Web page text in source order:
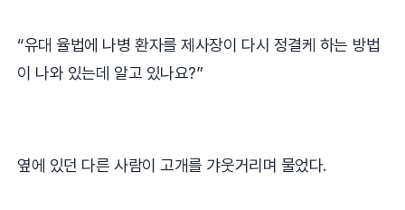
“유대 율법에 나병 환자를 제사장이 다시 정결케 하는 방법
이 나와 있는데 알고 있나요?”
옆에 있던 다른 사람이 고개를 갸웃거리며 물었다.